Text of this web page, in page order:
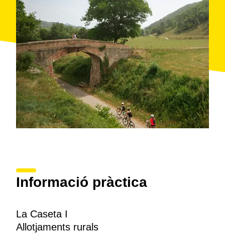
Informació pràctica
La Caseta I
Allotjaments rurals